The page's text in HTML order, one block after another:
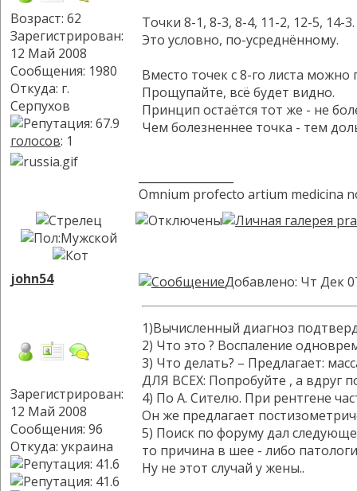
Возраст: 62
Зарегистрирован:
12 Май 2008
Сообщения: 1980
Откуда: г.
Серпухов
голосов: 1
Точки 8-1, 8-3, 8-4, 11-2, 12-5, 14-3.
Это условно, по-усреднённому.
Вместо точек с 8-го листа
Прощупайте, всё будет видно.
Принцип остаётся тот же - не
Чем болезненнее точка - тем
Omnium profecto artium medicina
john54
Зарегистрирован:
12 Май 2008
Сообщения: 96
Откуда: украина
Добавлено: Чт Дек
1)Вычисленный диагноз
2) Что это ? Воспаление
3) Что делать? – Предлагает:
ДЛЯ ВСЕХ: Попробуйте , а вдруг
4) По А. Сителю. При рентгене
Он же предлагает
5) Поиск по форуму дал
то причина в шее - либо
Ну не этот случай у жены..